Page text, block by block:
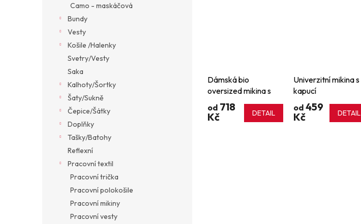
Camo - maskáčová
Bundy
Vesty
Košile /Halenky
Svetry/Vesty
Saka
Kalhoty/Šortky
Šaty/Sukně
Čepice/Šátky
Doplňky
Tašky/Batohy
Reflexní
Pracovní textil
Pracovní trička
Pracovní polokošile
Pracovní mikiny
Pracovní vesty
Dámská bio
oversized mikina s
kapucí
od 718
Kč
DETAIL
Univerzitní mikina s
kapucí
od459
Kč
DETAIL